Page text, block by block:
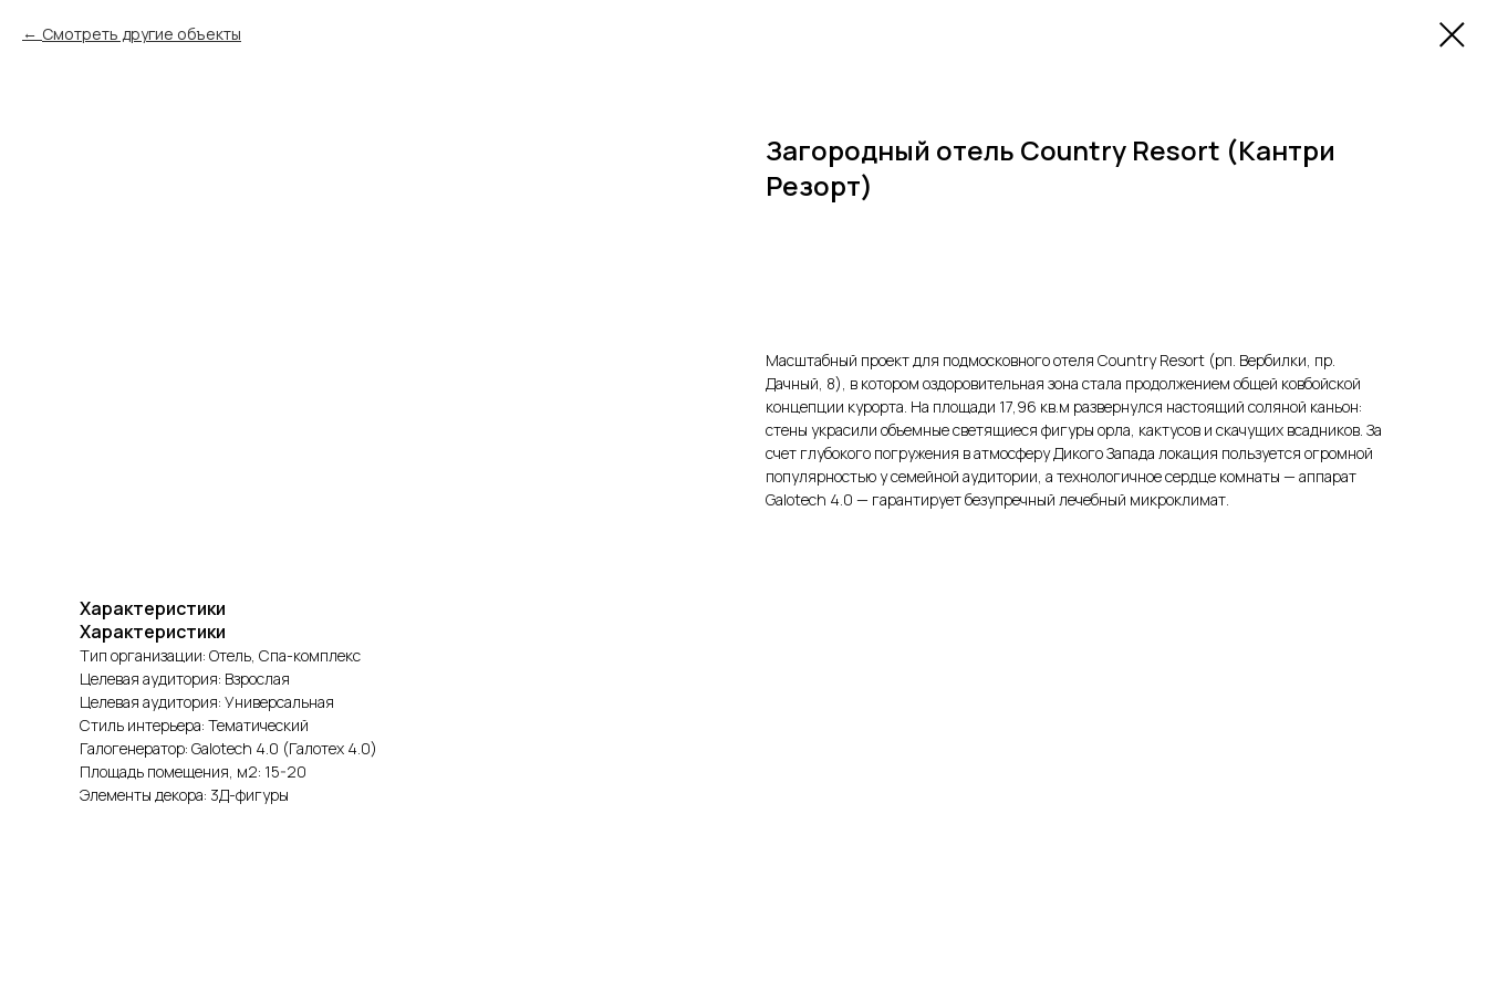
Смотреть другие объекты
Загородный отель Country Resort (Кантри
Резорт)
Масштабный проект для подмосковного отеля Country Resort (рп. Вербилки, пр.
Дачный, 8), в котором оздоровительная зона стала продолжением общей ковбойской
концепции курорта. На площади 17,96 кв.м развернулся настоящий соляной каньон:
стены украсили объемные светящиеся фигуры орла, кактусов и скачущих всадников. За
счет глубокого погружения в атмосферу Дикого Запада локация пользуется огромной
популярностью у семейной аудитории, а технологичное сердце комнаты — аппарат
Galotech 4.0 — гарантирует безупречный лечебный микроклимат.
Характеристики
Характеристики
Тип организации: Отель, Спа-комплекс
Целевая аудитория: Взрослая
Целевая аудитория: Универсальная
Стиль интерьера: Тематический
Галогенератор: Galotech 4.0 (Галотех 4.0)
Площадь помещения, м2: 15-20
Элементы декора: 3Д-фигуры